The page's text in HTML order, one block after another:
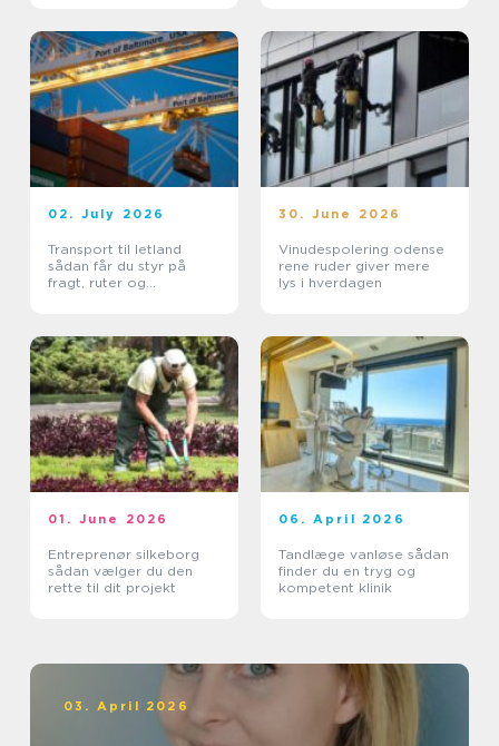
02. July 2026
Transport til letland
sådan får du styr på
fragt, ruter og
30. June 2026
Vinudespolering odense
rene ruder giver mere
lys i hverdagen
01. June 2026
Entreprenør silkeborg
sådan vælger du den
rette til dit projekt
06. April 2026
Tandlæge vanløse sådan
finder du en tryg og
kompetent klinik
03. April 2026